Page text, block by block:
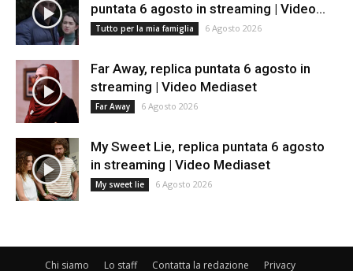
puntata 6 agosto in streaming | Video...
Tutto per la mia famiglia 6 Agosto 2026
Far Away, replica puntata 6 agosto in
streaming | Video Mediaset
Far Away 6 Agosto 2026
My Sweet Lie, replica puntata 6 agosto
in streaming | Video Mediaset
My sweet lie 6 Agosto 2026
Chi siamo Lo staff Contatta la redazione Privacy